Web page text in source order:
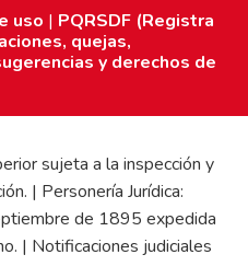
uso | PQRSDF (Registra
quejas,
y derechos de
sujeta a la inspección y
| Personería Jurídica:
de 1895 expedida
| Notificaciones judiciales